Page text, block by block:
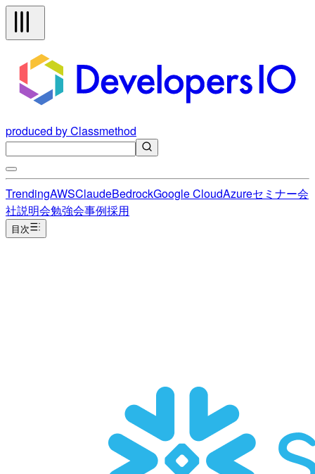
produced by Classmethod
TrendingAWSClaudeBedrockGoogle CloudAzureセミナー会
社説明会勉強会事例採用
目次